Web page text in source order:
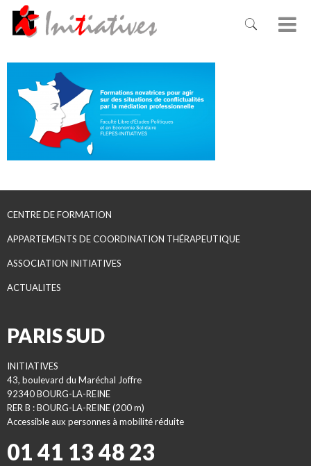
CENTRE DE FORMATION
APPARTEMENTS DE COORDINATION THÉRAPEUTIQUE
ASSOCIATION INITIATIVES
ACTUALITES
PARIS SUD
INITIATIVES
43, boulevard du Maréchal Joffre
92340 BOURG-LA-REINE
RER B : BOURG-LA-REINE (200 m)
Accessible aux personnes à mobilité réduite
01 41 13 48 23